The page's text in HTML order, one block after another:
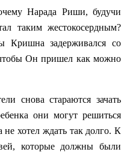
Нарада Риши, будучи
таким жестокосердным?
Кришна задерживался со
Он пришел как можно
снова стараются зачать
они могут решиться
не хотел ждать так долго. К
которые должны были